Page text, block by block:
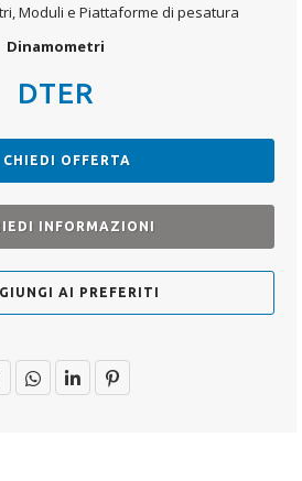
Moduli e Piattaforme di pesatura
Dinamometri
DTER
CHIEDI OFFERTA
INFORMAZIONI
AI PREFERITI